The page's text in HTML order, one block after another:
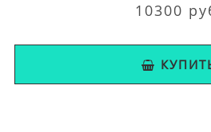
10300